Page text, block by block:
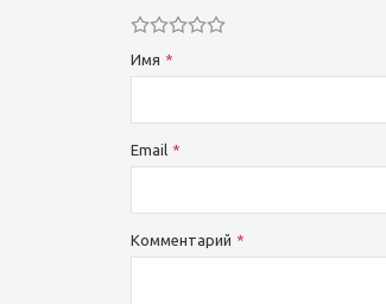
Имя
Email
Комментарий